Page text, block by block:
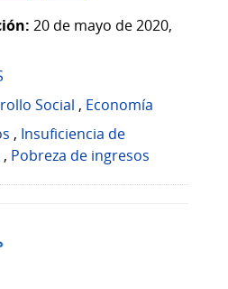
20 de mayo de 2020,
Social , Economía
, Insuficiencia de
, Pobreza de ingresos